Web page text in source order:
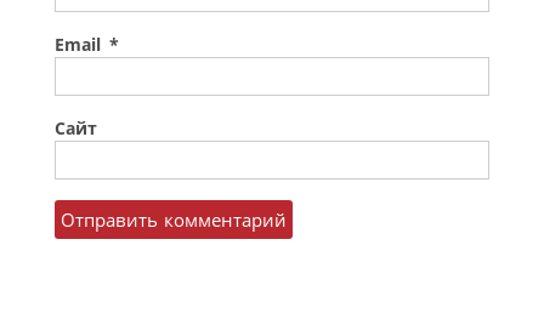
Email *
Сайт